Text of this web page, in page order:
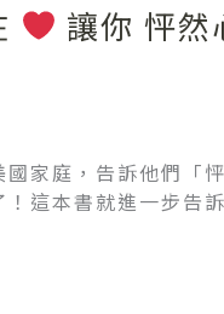
讓你 怦
家庭，告訴他們「
這本書就進一步告